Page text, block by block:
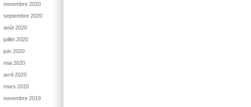
novembre 2020
septembre 2020
août 2020
juillet 2020
juin 2020
mai 2020
avril 2020
mars 2020
novembre 2019